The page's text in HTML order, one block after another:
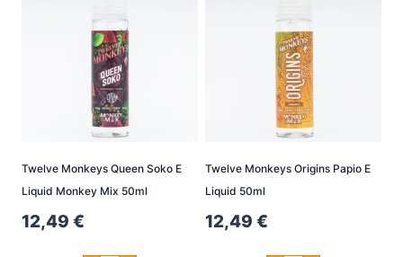
Twelve Monkeys Queen Soko E
Liquid Monkey Mix 50ml
12,49 €
Twelve Monkeys Origins Papio E
Liquid 50ml
12,49 €